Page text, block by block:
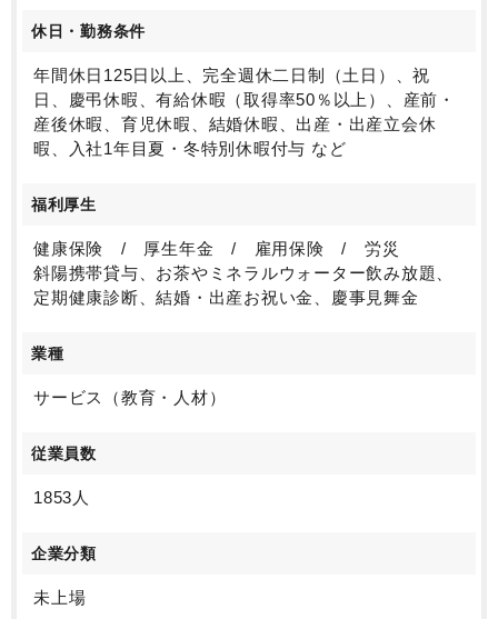
休日・勤務条件
年間休日125日以上、完全週休二日制（土日）、祝
日、慶弔休暇、有給休暇（取得率50％以上）、産前・
産後休暇、育児休暇、結婚休暇、出産・出産立会休
暇、入社1年目夏・冬特別休暇付与 など
福利厚生
健康保険 / 厚生年金 / 雇用保険 / 労災
斜陽携帯貸与、お茶やミネラルウォーター飲み放題、
定期健康診断、結婚・出産お祝い金、慶事見舞金
業種
サービス（教育・人材）
従業員数
1853人
企業分類
未上場